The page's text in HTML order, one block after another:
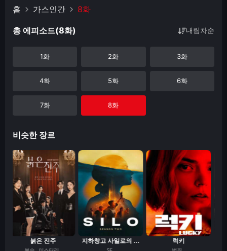
홈 가스인간 8화
총 에피소드(8화) 내림차순
1화 2화 3화
4화 5화 6화
7화 8화
비슷한 장르
붉은 진주 지하창고 사일로의 ... 럭키